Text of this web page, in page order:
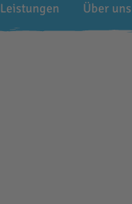
Leistungen Über uns